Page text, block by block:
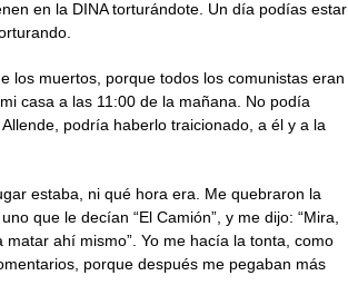
en la DINA torturándote. Un día podías estar
los muertos, porque todos los comunistas eran
casa a las 11:00 de la mañana. No podía
podría haberlo traicionado, a él y a la
estaba, ni qué hora era. Me quebraron la
que le decían “El Camión”, y me dijo: “Mira,
ahí mismo”. Yo me hacía la tonta, como
porque después me pegaban más